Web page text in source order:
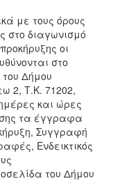
με τους όρους
στο διαγωνισμό
οι
στο
Δήμου
2, Τ.Κ. 71202,
και ώρες
τα έγγραφα
Συγγραφή
Ενδεικτικός
του Δήμου